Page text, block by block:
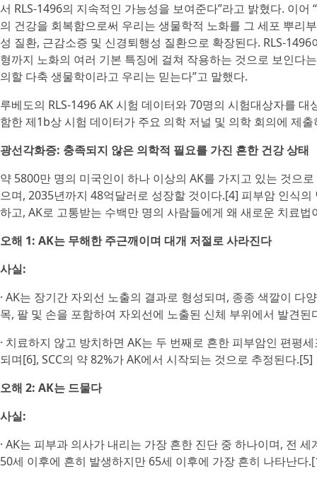
서 RLS-1496의 지속적인 가능성을 보여준다”라고 밝혔다. 이
의 건강을 회복함으로써 우리는 생물학적 노화를 그 세포 뿌리
성 질환, 근감소증 및 신경퇴행성 질환으로 확장된다. RLS-
형까지 노화의 여러 기본 특징에 걸쳐 작용하는 것으로 보인
의할 다축 생물학이라고 우리는 믿는다”고 말했다.
루베도의 RLS-1496 AK 시험 데이터와 70명의 시험대상자를
함한 제1b상 시험 데이터가 주요 의학 저널 및 의학 회의에 제
광선각화증: 충족되지 않은 의학적 필요를 가진 흔한 건강 상태
약 5800만 명의 미국인이 하나 이상의 AK를 가지고 있는 것으
으며, 2035년까지 48억달러로 성장할 것이다.[4] 피부암 인식
하고, AK로 고통받는 수백만 명의 사람들에게 왜 새로운 치료
오해 1: AK는 무해한 주근깨이며 대개 저절로 사라진다
사실:
· AK는 장기간 자외선 노출의 결과로 형성되며, 종종 색깔이
목, 팔 및 손을 포함하여 자외선에 노출된 신체 부위에서 발견된
· 치료하지 않고 방치하면 AK는 두 번째로 흔한 피부암인 편평
되며[6], SCC의 약 82%가 AK에서 시작되는 것으로 추정된다.[5]
오해 2: AK는 드물다
사실:
· AK는 피부과 의사가 내리는 가장 흔한 진단 중 하나이며, 전
50세 이후에 흔히 발생하지만 65세 이후에 가장 흔히 나타난다